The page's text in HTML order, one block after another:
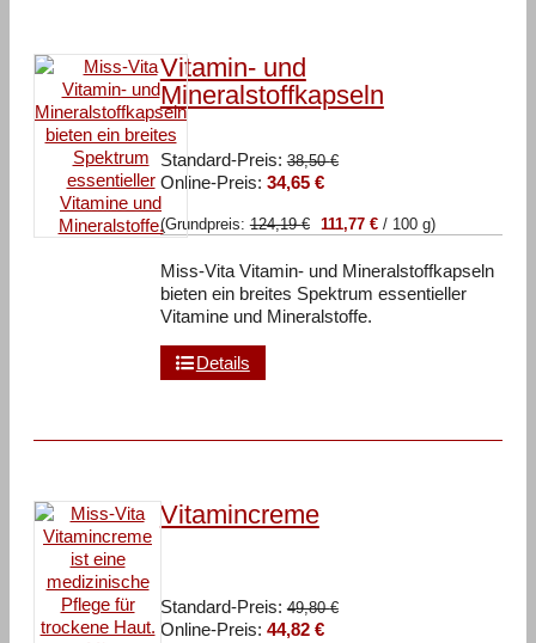
Vitamin- und
Mineralstoffkapseln
Standard-Preis: 38,50€
38,50 €
Online-Preis: 34,65 €Aktueller
ist:
(Grundpreis:124,19€ 111,77 €/ 100 g)
Miss-Vita Vitamin- und Mineralstoffkapseln
bieten ein breites Spektrum essentieller
Vitamine und Mineralstoffe.
Details
Vitamincreme
Standard-Preis: 49,80€
Online-Preis: 44,82 €Aktueller